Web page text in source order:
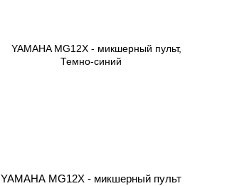
YAMAHA MG12X - микшерный пульт